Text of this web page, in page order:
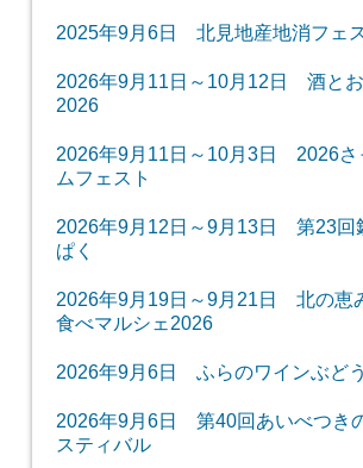
2025年9月6日 北見地産地消フェ
2026年9月11日～10月12日 酒と
2026
2026年9月11日～10月3日 2026さ
ムフェスト
2026年9月12日～9月13日 第23回
ぱく
2026年9月19日～9月21日 北の恵
食べマルシェ2026
2026年9月6日 ふらのワインぶど
2026年9月6日 第40回あいべつき
スティバル